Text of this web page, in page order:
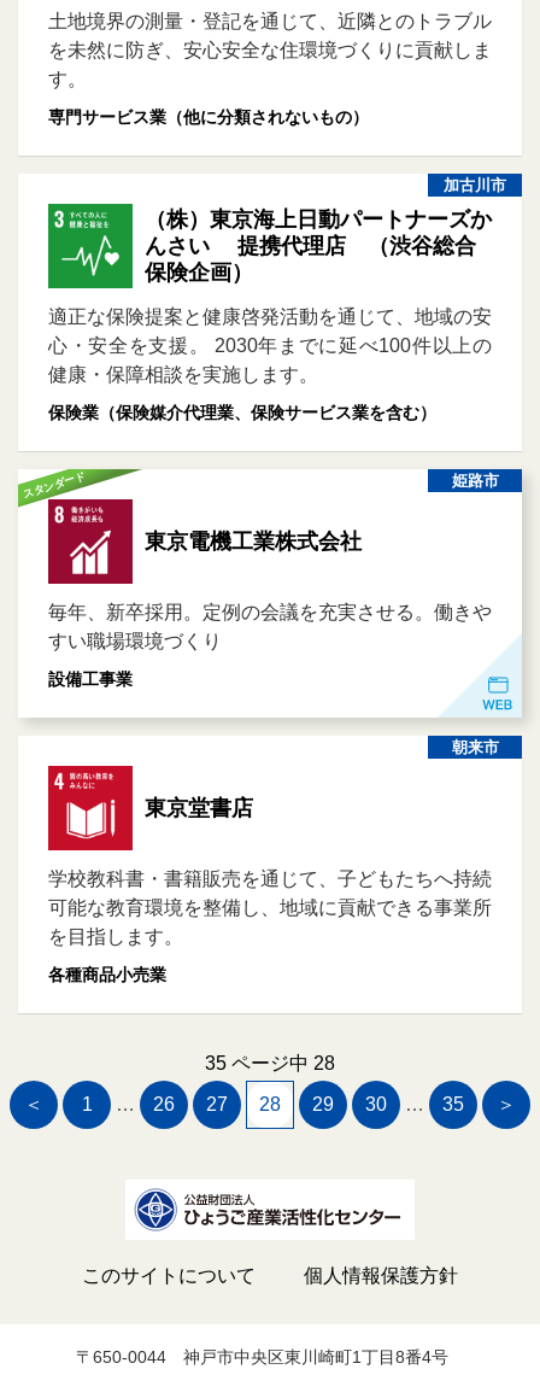
土地境界の測量・登記を通じて、近隣とのトラブル
を未然に防ぎ、安心安全な住環境づくりに貢献しま
す。
専門サービス業（他に分類されないもの）
加古川市
（株）東京海上日動パートナーズか
んさい 提携代理店 （渋谷総合
保険企画）
適正な保険提案と健康啓発活動を通じて、地域の安
心・安全を支援。 2030年までに延べ100件以上の
健康・保障相談を実施します。
保険業（保険媒介代理業、保険サービス業を含む）
姫路市
スタンダード
東京電機工業株式会社
毎年、新卒採用。定例の会議を充実させる。働きや
すい職場環境づくり
設備工事業
朝来市
東京堂書店
学校教科書・書籍販売を通じて、子どもたちへ持続
可能な教育環境を整備し、地域に貢献できる事業所
を目指します。
各種商品小売業
35 ページ中 28
＜
1 … 26 27 28 29 30 … 35 ＞
このサイトについて 個人情報保護方針
〒650-0044 神戸市中央区東川崎町1丁目8番4号